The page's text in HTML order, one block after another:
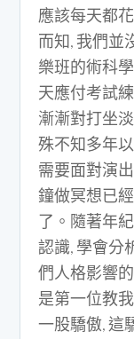
應該每天都
而知, 我們並
樂班的術科
天應付考試
漸漸對打坐
殊不知多年
需要面對演
鐘做冥想已
了。隨著年
認識, 學會分
們人格影響
是第一位教
一股驕傲, 這